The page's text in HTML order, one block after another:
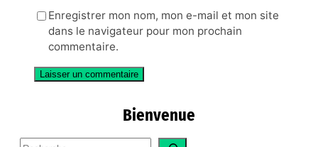
Enregistrer mon nom, mon e-mail et mon site
dans le navigateur pour mon prochain
commentaire.
Bienvenue